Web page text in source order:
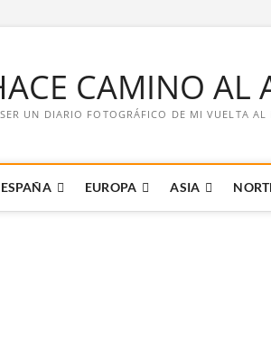
CAMINO AL
SER UN DIARIO FOTOGRÁFICO DE MI VUELTA
ESPAÑA EUROPA ASIA